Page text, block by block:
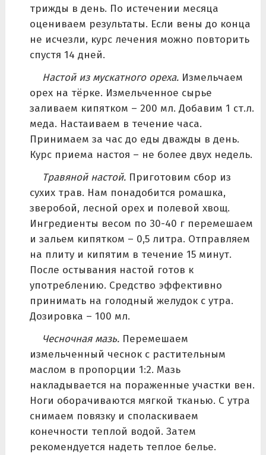
трижды в день. По истечении месяца
оцениваем результаты. Если вены до конца
не исчезли, курс лечения можно повторить
спустя 14 дней.
Настой из мускатного ореха. Измельчаем
орех на тёрке. Измельченное сырье
заливаем кипятком – 200 мл. Добавим 1 ст.л.
меда. Настаиваем в течение часа.
Принимаем за час до еды дважды в день.
Курс приема настоя – не более двух недель.
Травяной настой. Приготовим сбор из
сухих трав. Нам понадобится ромашка,
зверобой, лесной орех и полевой хвощ.
Ингредиенты весом по 30-40 г перемешаем
и зальем кипятком – 0,5 литра. Отправляем
на плиту и кипятим в течение 15 минут.
После остывания настой готов к
употреблению. Средство эффективно
принимать на голодный желудок с утра.
Дозировка – 100 мл.
Чесночная мазь. Перемешаем
измельченный чеснок с растительным
маслом в пропорции 1:2. Мазь
накладывается на пораженные участки вен.
Ноги оборачиваются мягкой тканью. С утра
снимаем повязку и споласкиваем
конечности теплой водой. Затем
рекомендуется надеть теплое белье.